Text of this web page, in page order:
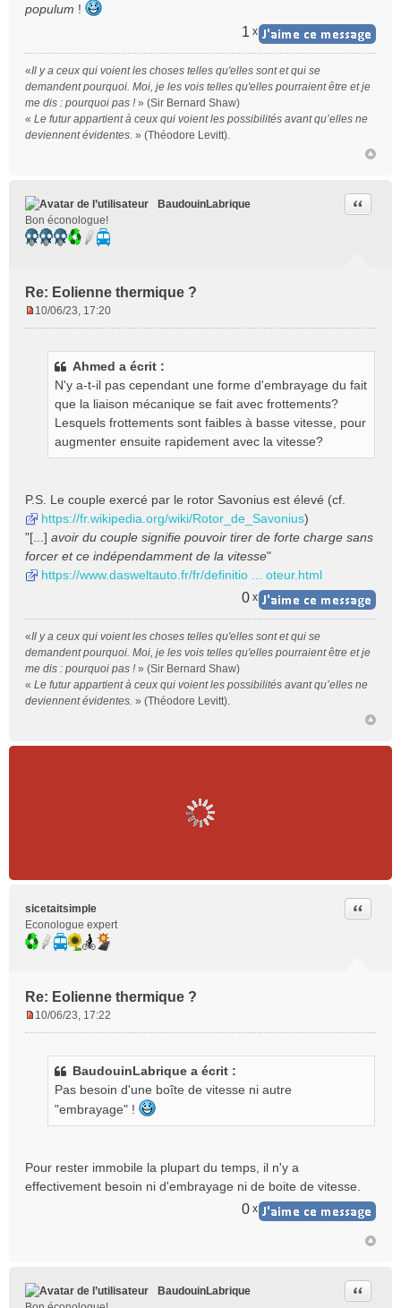
populum !
1 x
«Il y a ceux qui voient les choses telles qu'elles sont et qui se
demandent pourquoi. Moi, je les vois telles qu'elles pourraient être et je
me dis : pourquoi pas ! » (Sir Bernard Shaw)
« Le futur appartient à ceux qui voient les possibilités avant qu’elles ne
deviennent évidentes. » (Théodore Levitt).
BaudouinLabrique
Bon éconologue!
Re: Eolienne thermique ?
Citer
u
10/06/23, 17:20
Ahmed a écrit :
N'y a-t-il pas cependant une forme d'embrayage du fait
que la liaison mécanique se fait avec frottements?
Lesquels frottements sont faibles à basse vitesse, pour
augmenter ensuite rapidement avec la vitesse?
P.S. Le couple exercé par le rotor Savonius est élevé (cf.
https://fr.wikipedia.org/wiki/Rotor_de_Savonius)
"[...] avoir du couple signifie pouvoir tirer de forte charge sans
forcer et ce indépendamment de la vitesse"
https://www.dasweltauto.fr/fr/definitio ... oteur.html
0 x
«Il y a ceux qui voient les choses telles qu'elles sont et qui se
demandent pourquoi. Moi, je les vois telles qu'elles pourraient être et je
me dis : pourquoi pas ! » (Sir Bernard Shaw)
« Le futur appartient à ceux qui voient les possibilités avant qu’elles ne
deviennent évidentes. » (Théodore Levitt).
sicetaitsimple
Econologue expert
Re: Eolienne thermique ?
Citer
n
l
10/06/23, 17:22
BaudouinLabrique a écrit :
Pas besoin d'une boîte de vitesse ni autre
"embrayage" !
Pour rester immobile la plupart du temps, il n'y a
effectivement besoin ni d'embrayage ni de boite de vitesse.
0 x
BaudouinLabrique
Citer